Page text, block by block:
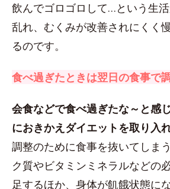
飲んでゴロゴロして…という生
乱れ、むくみが改善されにくく
るのです。
食べ過ぎたときは翌日の食事で
会食などで食べ過ぎたな～と感
におきかえダイエットを取り入
調整のために食事を抜いてしま
ク質やビタミンミネラルなどの
足するほか、身体が飢餓状態に